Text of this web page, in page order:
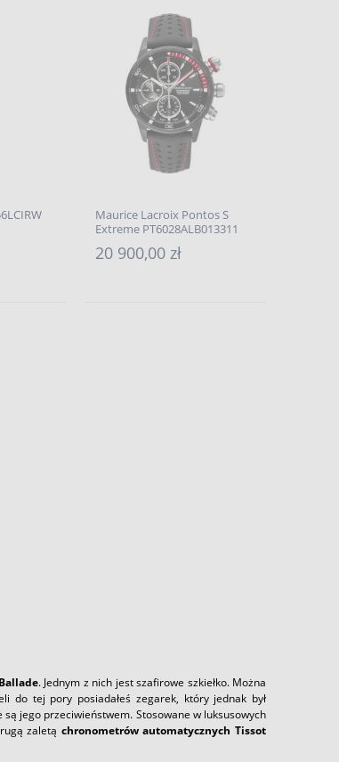
Maurice Lacroix Pontos S
Extreme PT6028ALB013311
20 900,00 zł
. Jednym z nich jest szafirowe szkiełko. Można
do tej pory posiadałeś zegarek, który jednak był
są jego przeciwieństwem. Stosowane w luksusowych
zaletą chronometrów automatycznych Tissot